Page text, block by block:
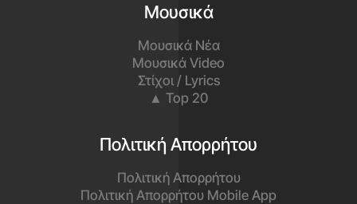
Μουσικά
Μουσικά Νέα
Μουσικά Video
Στίχοι / Lyrics
▲ Top 20
Πολιτική Απορρήτου
Πολιτική Απορρήτου
Πολιτική Απορρήτου Mobile App